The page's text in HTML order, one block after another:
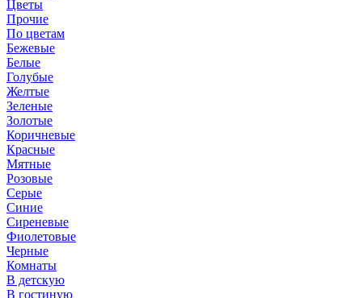
Цветы
Прочие
По цветам
Бежевые
Белые
Голубые
Желтые
Зеленые
Золотые
Коричневые
Красные
Мятные
Розовые
Серые
Синие
Сиреневые
Фиолетовые
Черные
Комнаты
В детскую
В гостиную